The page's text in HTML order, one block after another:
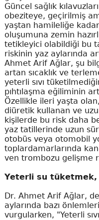
Güncel sağlık
obeziteye, geçirilmiş
yaştan hamileliğe
oluşumuna zemin
tetikleyici olabildiği bu
riskinin yaz aylarında
Ahmet Arif Ağlar, şu
artan sıcaklık ve
yeterli sıvı
pıhtılaşma eğiliminin
Özellikle ileri yaşta
diüretik kullanan ve
kişilerde bu risk daha
yaz tatillerinde uzun
otobüs veya otomobil
toplardamarlarında kan
ven trombozu gelişme
Yeterli su
Dr. Ahmet Arif Ağlar,
aylarında bazı
vurgularken, "Yeterli